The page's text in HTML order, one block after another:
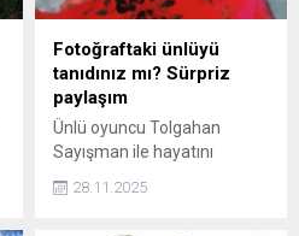
Fotoğraftaki ünlüyü
tanıdınız mı? Sürpriz
paylaşım
Ünlü oyuncu Tolgahan
Sayışman ile hayatını
paylaştığı fotoğraf ile
28.11.2025